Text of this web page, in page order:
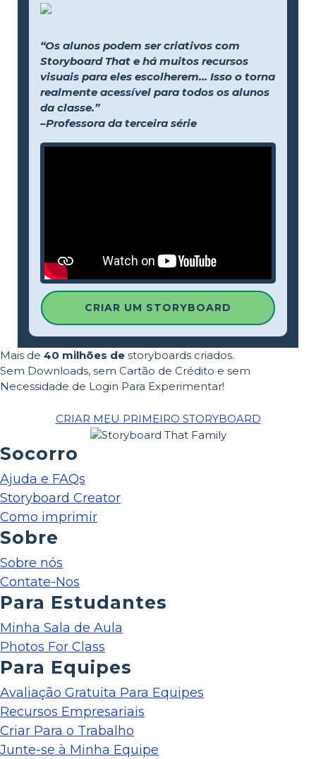
“Os alunos podem ser criativos com
Storyboard That e há muitos recursos
visuais para eles escolherem... Isso o torna
realmente acessível para todos os alunos
da classe.”
–Professora da terceira série
CRIAR UM STORYBOARD
Mais de 40 milhões de storyboards criados.
Sem Downloads, sem Cartão de Crédito e sem
Necessidade de Login Para Experimentar!
CRIAR MEU PRIMEIRO STORYBOARD
Socorro
Ajuda e FAQs
Storyboard Creator
Como imprimir
Sobre
Sobre nós
Contate-Nos
Para Estudantes
Minha Sala de Aula
Photos For Class
Para Equipes
Avaliação Gratuita Para Equipes
Recursos Empresariais
Criar Para o Trabalho
Junte-se à Minha Equipe